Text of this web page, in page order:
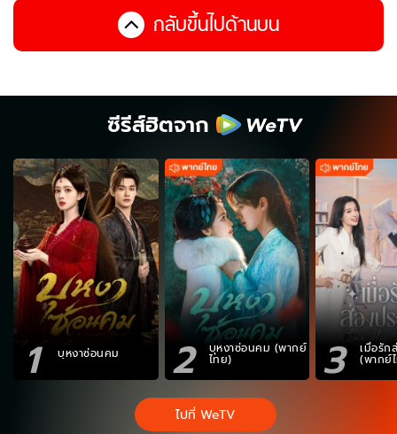
กลับขึ้นไปด้านบน
ซีรีส์ฮิตจาก
1 บุหงาซ่อนคม 2 บุหงาซ่อนคม (พากย์
ไทย) 3 เมื่อรัก
(พากย์
ไปที่ WeTV